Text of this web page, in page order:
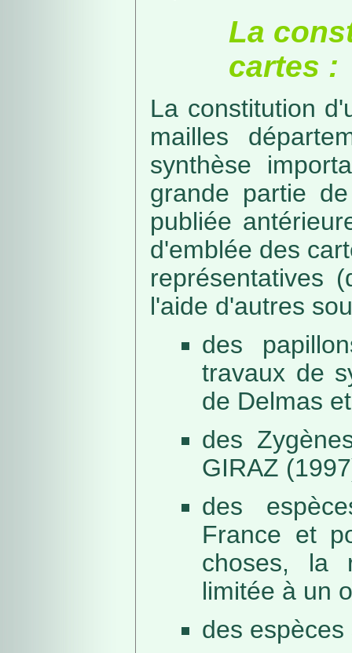
La
cartes :
La constitution
mailles
synthèse
grande partie
publiée
d'emblée des
représentatives
l'aide d'autres
des
travaux de
de Delmas
des
GIRAZ
des
France et
choses, la
limitée à un
des